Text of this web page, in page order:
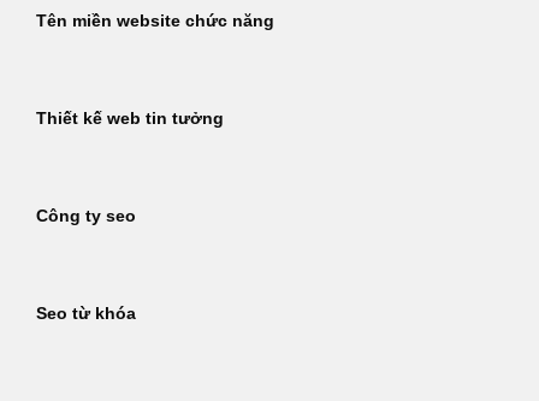
Tên miền website chức năng
Thiết kế web tin tưởng
Công ty seo
Seo từ khóa